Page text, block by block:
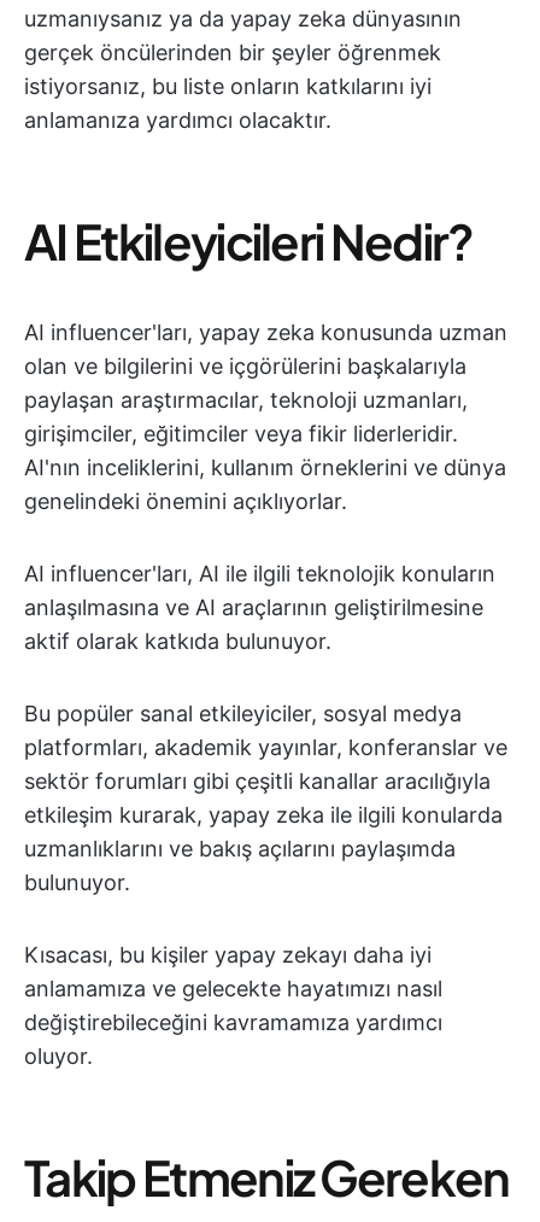
uzmanıysanız ya da yapay zeka dünyasının
gerçek öncülerinden bir şeyler öğrenmek
istiyorsanız, bu liste onların katkılarını iyi
anlamanıza yardımcı olacaktır.
AI Etkileyicileri Nedir?
AI influencer'ları, yapay zeka konusunda uzman
olan ve bilgilerini ve içgörülerini başkalarıyla
paylaşan araştırmacılar, teknoloji uzmanları,
girişimciler, eğitimciler veya fikir liderleridir.
AI'nın inceliklerini, kullanım örneklerini ve dünya
genelindeki önemini açıklıyorlar.
AI influencer'ları, AI ile ilgili teknolojik konuların
anlaşılmasına ve AI araçlarının geliştirilmesine
aktif olarak katkıda bulunuyor.
Bu popüler sanal etkileyiciler, sosyal medya
platformları, akademik yayınlar, konferanslar ve
sektör forumları gibi çeşitli kanallar aracılığıyla
etkileşim kurarak, yapay zeka ile ilgili konularda
uzmanlıklarını ve bakış açılarını paylaşımda
bulunuyor.
Kısacası, bu kişiler yapay zekayı daha iyi
anlamamıza ve gelecekte hayatımızı nasıl
değiştirebileceğini kavramamıza yardımcı
oluyor.
Takip Etmeniz Gereken